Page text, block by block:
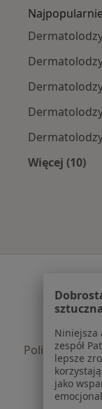
Więcej (10)
Polityka
Polityka
dane
Jak
Niniejsza
zespół
lepsze
jako